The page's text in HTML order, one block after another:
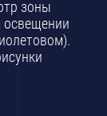
зоны
освещении